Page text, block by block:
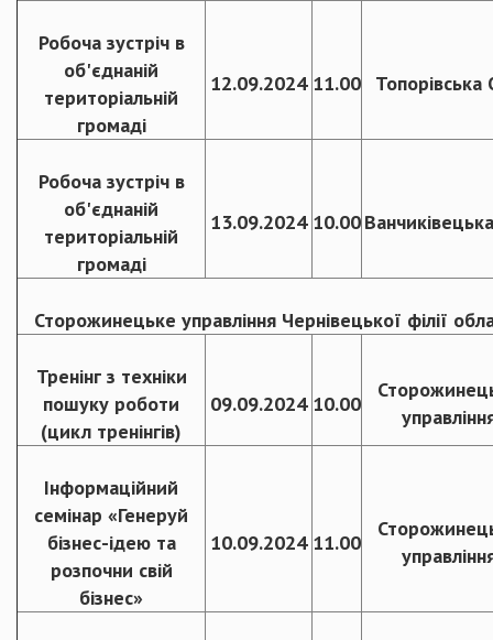
Робоча зустріч в
об'єднаній
територіальній
громаді
12.09.2024 11.00 Топорівська
Робоча зустріч в
об'єднаній
територіальній
громаді
13.09.2024 10.00
Сторожинецьке управління Чернівецької філії
Тренінг з техніки
пошуку роботи
(цикл тренінгів)
09.09.2024 10.00
Інформаційний
семінар «Генеруй
бізнес-ідею та
розпочни свій
бізнес»
10.09.2024 11.00